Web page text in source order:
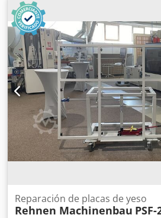
Reparación de placas de yeso
Rehnen Machinenbau PSF-